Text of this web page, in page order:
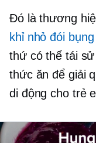
Đó là thương
khỉ nhỏ đói bụng
thứ có thể tái sử
thức ăn để giải
di động cho trẻ